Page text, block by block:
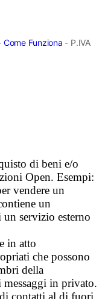
Come Funziona - P.IVA
di beni e/o
Open. Esempi:
vendere un
un
servizio esterno
in atto
che possono
della
in privato.
contatti al di fuori